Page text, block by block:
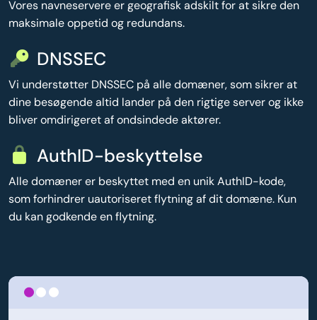
Vores navneservere er geografisk adskilt for at sikre den
maksimale oppetid og redundans.
DNSSEC
Vi understøtter DNSSEC på alle domæner, som sikrer at
dine besøgende altid lander på den rigtige server og ikke
bliver omdirigeret af ondsindede aktører.
AuthID-beskyttelse
Alle domæner er beskyttet med en unik AuthID-kode,
som forhindrer uautoriseret flytning af dit domæne. Kun
du kan godkende en flytning.